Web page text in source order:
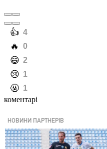
️👍 4
️🔥 0
️😄 2
️😢 1
️🤬 1
коментарі